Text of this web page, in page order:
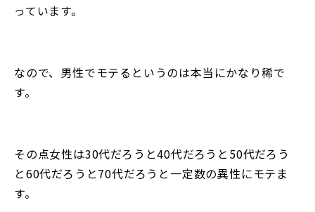
っています。
なので、男性でモテるというのは本当にかなり稀で
す。
その点女性は30代だろうと40代だろうと50代だろう
と60代だろうと70代だろうと一定数の異性にモテま
す。